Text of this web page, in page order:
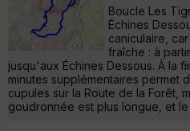
Boucle Les
Échines
caniculaire,
fraîche : à
jusqu'aux Échines Dessous. À la
minutes supplémentaires permet
cupules sur la Route de la Forêt,
goudronnée est plus longue, et le